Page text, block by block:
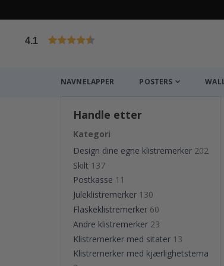
4.1
NAVNELAPPER POSTERS
Handle etter
Kategori
Design dine egne klistremerker 202
Skilt 137
Postkasse 11
Juleklistremerker 130
Flaskeklistremerker 60
Andre klistremerker 23
Klistremerker med sitater 13
Klistremerker med kjærlighetstema